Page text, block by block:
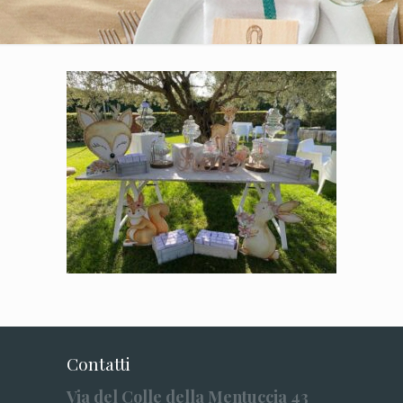
Contatti
Via del Colle della Mentuccia 43